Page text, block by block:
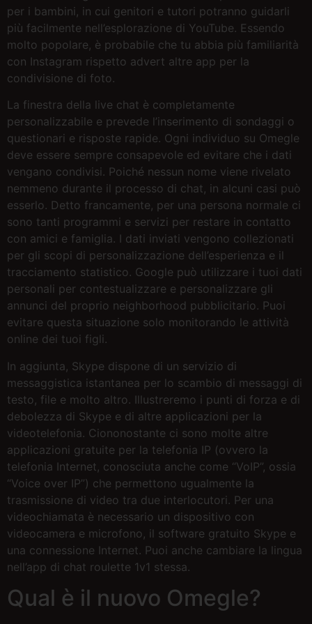
per i bambini, in cui genitori e tutori potranno guidarli
più facilmente nell’esplorazione di YouTube. Essendo
molto popolare, è probabile che tu abbia più familiarità
con Instagram rispetto advert altre app per la
condivisione di foto.
La finestra della live chat è completamente
personalizzabile e prevede l’inserimento di sondaggi o
questionari e risposte rapide. Ogni individuo su Omegle
deve essere sempre consapevole ed evitare che i dati
vengano condivisi. Poiché nessun nome viene rivelato
nemmeno durante il processo di chat, in alcuni casi può
esserlo. Detto francamente, per una persona normale ci
sono tanti programmi e servizi per restare in contatto
con amici e famiglia. I dati inviati vengono collezionati
per gli scopi di personalizzazione dell’esperienza e il
tracciamento statistico. Google può utilizzare i tuoi dati
personali per contestualizzare e personalizzare gli
annunci del proprio neighborhood pubblicitario. Puoi
evitare questa situazione solo monitorando le attività
online dei tuoi figli.
In aggiunta, Skype dispone di un servizio di
messaggistica istantanea per lo scambio di messaggi di
testo, file e molto altro. Illustreremo i punti di forza e di
debolezza di Skype e di altre applicazioni per la
videotelefonia. Ciononostante ci sono molte altre
applicazioni gratuite per la telefonia IP (ovvero la
telefonia Internet, conosciuta anche come “VoIP”, ossia
“Voice over IP”) che permettono ugualmente la
trasmissione di video tra due interlocutori. Per una
videochiamata è necessario un dispositivo con
videocamera e microfono, il software gratuito Skype e
una connessione Internet. Puoi anche cambiare la lingua
nell’app di chat roulette 1v1 stessa.
Qual è il nuovo Omegle?